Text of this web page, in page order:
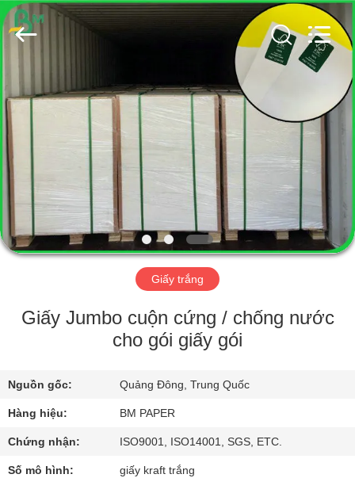
TRANG
CHỦ
CÁC
SẢN
PHẨM
VỀ
TÔI
QUAN
NHÀ
MÁY
GUANGZHOU
BMPAPER
CO.,
LTD..
Giấy trắng
Giấy Jumbo cuộn cứng / chống nước
cho gói giấy gói
Nguồn gốc: Quảng Đông, Trung Quốc
Hàng hiệu: BM PAPER
Chứng nhận: ISO9001, ISO14001, SGS, ETC.
Số mô hình: giấy kraft trắng